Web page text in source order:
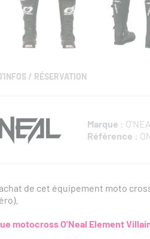
/ RÉSERVATION
Marque :
Référence :
de cet équipement moto
motocross O'Neal Element